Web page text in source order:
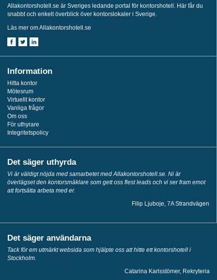
Allakontorshotell.se är Sveriges ledande portal för kontorshotell. Här får du
snabbt och enkelt överblick över kontorslokaler i Sverige.
Läs mer om Allakontorshotell.se
Information
Hitta kontor
Mötesrum
Virtuellt kontor
Vanliga frågor
Om oss
För uthyrare
Integritetspolicy
Det säger uthyrda
Vi är väldigt nöjda med samarbetet med Allakontorshotell.se. Ni är
överlägset den kontorsmäklare som gett oss flest leads och vi ser fram emot
att fortsätta arbeta med er.
Filip Ljuboje, 7A Strandvägen
Det säger användarna
Tack för em utmärkt websida som hjälpte oss att hitte ett kontorshotell i
Stockholm.
Catarina Karlsstömer, Rekryteria